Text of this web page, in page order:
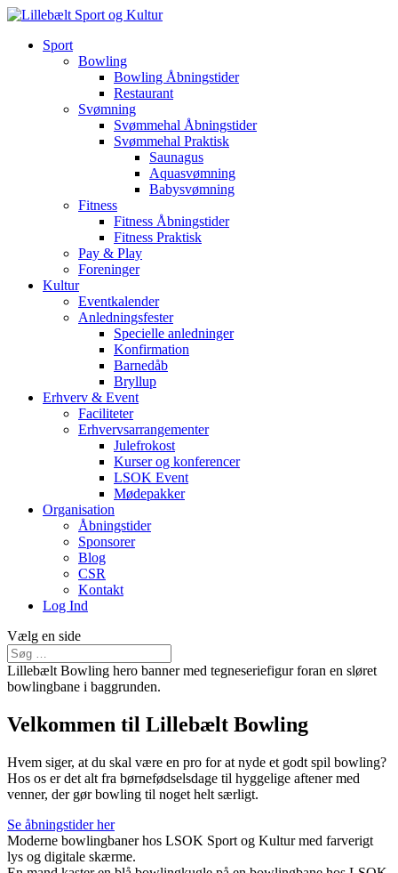
Sport
Bowling
Bowling Åbningstider
Restaurant
Svømning
Svømmehal Åbningstider
Svømmehal Praktisk
Saunagus
Aquasvømning
Babysvømning
Fitness
Fitness Åbningstider
Fitness Praktisk
Pay & Play
Foreninger
Kultur
Eventkalender
Anledningsfester
Specielle anledninger
Konfirmation
Barnedåb
Bryllup
Erhverv & Event
Faciliteter
Erhvervsarrangementer
Julefrokost
Kurser og konferencer
LSOK Event
Mødepakker
Organisation
Åbningstider
Sponsorer
Blog
CSR
Kontakt
Log Ind
Vælg en side
Velkommen til Lillebælt Bowling
Hvem siger, at du skal være en pro for at nyde et godt spil bowling?
Hos os er det alt fra børnefødselsdage til hyggelige aftener med
venner, der gør bowling til noget helt særligt.
Se åbningstider her